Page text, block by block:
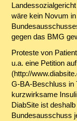
wäre kein Novum
gegen das BMG
Proteste von
u.a. eine Petition
(http://
G-BA-Beschluss in
kurzwirksame
DiabSite ist
Bundesausschuss